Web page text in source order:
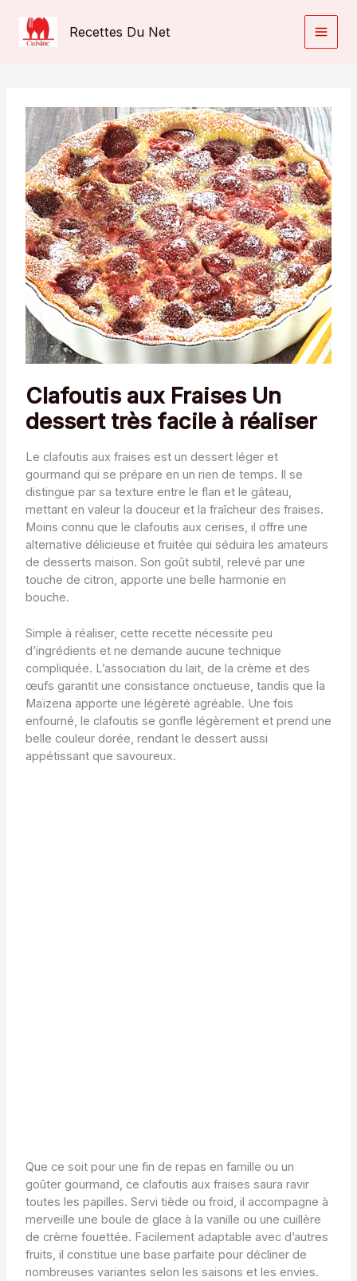
contenu
Recettes Du Net
Clafoutis aux Fraises Un
dessert très facile à réaliser
Le clafoutis aux fraises est un dessert léger et
gourmand qui se prépare en un rien de temps. Il se
distingue par sa texture entre le flan et le gâteau,
mettant en valeur la douceur et la fraîcheur des fraises.
Moins connu que le clafoutis aux cerises, il offre une
alternative délicieuse et fruitée qui séduira les amateurs
de desserts maison. Son goût subtil, relevé par une
touche de citron, apporte une belle harmonie en
bouche.
Simple à réaliser, cette recette nécessite peu
d’ingrédients et ne demande aucune technique
compliquée. L’association du lait, de la crème et des
œufs garantit une consistance onctueuse, tandis que la
Maïzena apporte une légèreté agréable. Une fois
enfourné, le clafoutis se gonfle légèrement et prend une
belle couleur dorée, rendant le dessert aussi
appétissant que savoureux.
Que ce soit pour une fin de repas en famille ou un
goûter gourmand, ce clafoutis aux fraises saura ravir
toutes les papilles. Servi tiède ou froid, il accompagne à
merveille une boule de glace à la vanille ou une cuillère
de crème fouettée. Facilement adaptable avec d’autres
fruits, il constitue une base parfaite pour décliner de
nombreuses variantes selon les saisons et les envies.